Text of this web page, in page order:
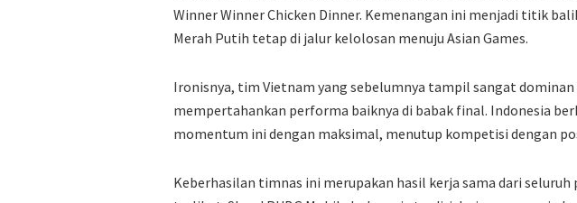
Winner Winner Chicken Dinner. Kemenangan ini menjadi titik
Merah Putih tetap di jalur kelolosan menuju Asian Games.
Ironisnya, tim Vietnam yang sebelumnya tampil sangat
mempertahankan performa baiknya di babak final. Indonesia
momentum ini dengan maksimal, menutup kompetisi dengan
Keberhasilan timnas ini merupakan hasil kerja sama dari